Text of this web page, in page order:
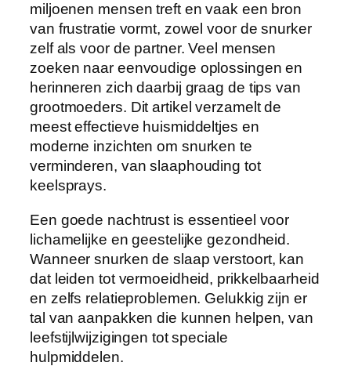
miljoenen mensen treft en vaak een bron
van frustratie vormt, zowel voor de snurker
zelf als voor de partner. Veel mensen
zoeken naar eenvoudige oplossingen en
herinneren zich daarbij graag de tips van
grootmoeders. Dit artikel verzamelt de
meest effectieve huismiddeltjes en
moderne inzichten om snurken te
verminderen, van slaaphouding tot
keelsprays.
Een goede nachtrust is essentieel voor
lichamelijke en geestelijke gezondheid.
Wanneer snurken de slaap verstoort, kan
dat leiden tot vermoeidheid, prikkelbaarheid
en zelfs relatieproblemen. Gelukkig zijn er
tal van aanpakken die kunnen helpen, van
leefstijlwijzigingen tot speciale
hulpmiddelen.